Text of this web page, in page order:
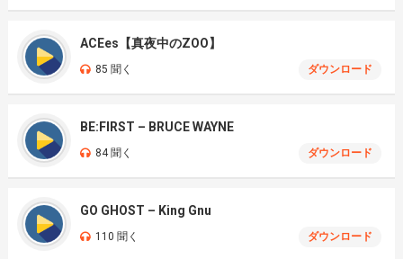
ACEes【真夜中のZOO】
85 聞く ダウンロード
BE:FIRST – BRUCE WAYNE
84 聞く ダウンロード
GO GHOST – King Gnu
110 聞く ダウンロード